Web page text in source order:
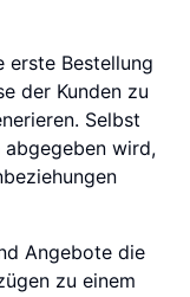
erste Bestellung
der Kunden zu
Selbst
wird,
Angebote die
zu einem